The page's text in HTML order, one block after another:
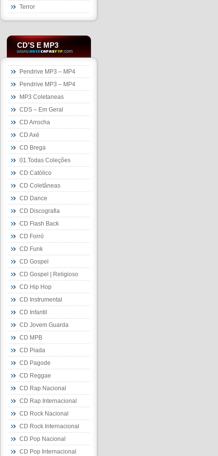
Terror
CD’S E MP3
Pendrive MP3 – MP4
Pendrive MP3 – MP4
MP3 Coletaneas
CDS – Em Geral
CD Arrocha
CD Axé
CD Brega
01.Todas Coleções
CD Católico
CD Coletâneas
CD Dance
CD Discografia
CD Flash Back
CD Forró
CD Funk
CD Gospel
CD Gospel | Religioso
CD Hip Hop
CD Instrumental
CD Infantil
CD Jovem Guarda
CD MPB
CD Piada
CD Pagode
CD Reggae
CD Rap Nacional
CD Rap Internacional
CD Rock Nacional
CD Rock Internacional
CD Pop Nacional
CD Pop Internacional